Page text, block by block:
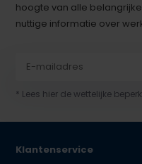
hoogte van alle
nuttige informatie over
* Lees hier de wettelijke
Klantenservice